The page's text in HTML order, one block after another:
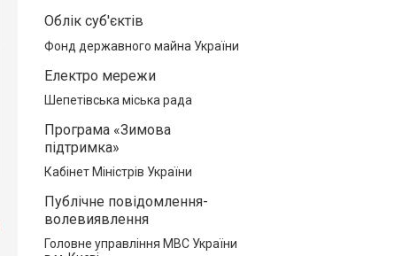
Облік суб'єктів
Фонд державного майна України
Електро мережи
Шепетівська міська рада
Програма «Зимова
підтримка»
Кабінет Міністрів України
Публічне повідомлення-
волевиявлення
Головне управління МВС України